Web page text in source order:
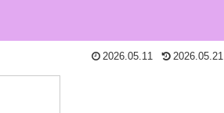
2026.05.11 2026.05.21